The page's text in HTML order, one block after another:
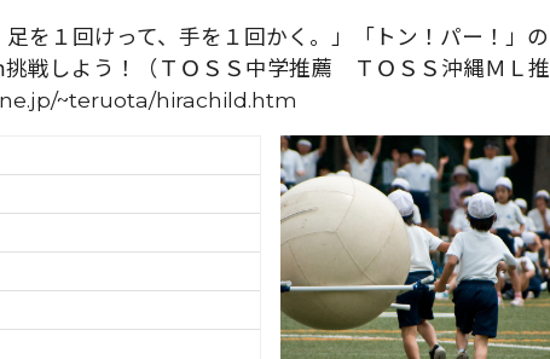
を１回けって、手を１回かく。」「トン！パー！」の
挑戦しよう！（ＴＯＳＳ中学推薦 ＴＯＳＳ沖縄ＭＬ推
~teruota/hirachild.htm